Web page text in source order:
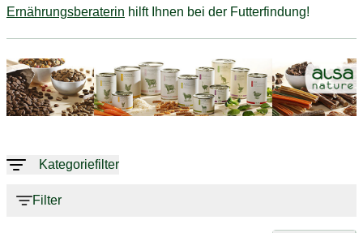
Ernährungsberaterin hilft Ihnen bei der Futterfindung!
Kategoriefilter
Filter